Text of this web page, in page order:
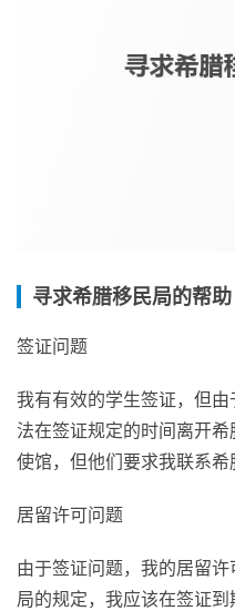
寻求希腊移民局的帮助
签证问题
我有有效的学生签证，但
法在签证规定的时间离开
使馆，但他们要求我联系希
居留许可问题
由于签证问题，我的居留
局的规定，我应该在签证